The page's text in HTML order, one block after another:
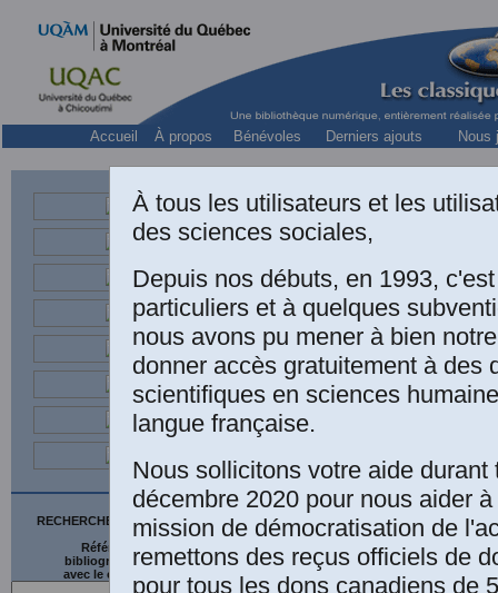
Accueil À propos Bénévoles Derniers ajouts Nous
RECHERCHE SUR LE SITE
Références
bibliographiques
avec le catalogue
Sous
À tous les utilisateurs et les
des sciences sociales,
Depuis nos débuts, en 1993,
particuliers et à quelques
nous avons pu mener à bien
donner accès gratuitement à des
scientifiques en sciences
langue française.
Nous sollicitons votre aide durant
décembre 2020 pour nous aider
mission de démocratisation de
remettons des reçus officiels de
pour tous les dons canadiens de